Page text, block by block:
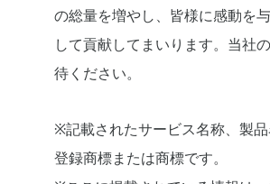
の総量を増やし、皆様に感動を
して貢献してまいります。当社
待ください。
※記載されたサービス名称、製
登録商標または商標です。